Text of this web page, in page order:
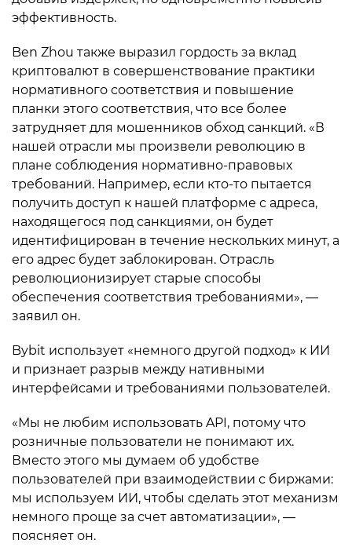
эффективность.
Ben Zhou также выразил гордость за вклад
криптовалют в совершенствование практики
нормативного соответствия и повышение
планки этого соответствия, что все более
затрудняет для мошенников обход санкций. «В
нашей отрасли мы произвели революцию в
плане соблюдения нормативно-правовых
требований. Например, если кто-то пытается
получить доступ к нашей платформе с адреса,
находящегося под санкциями, он будет
идентифицирован в течение нескольких минут, а
его адрес будет заблокирован. Отрасль
революционизирует старые способы
обеспечения соответствия требованиями», —
заявил он.
Bybit использует «немного другой подход» к ИИ
и признает разрыв между нативными
интерфейсами и требованиями пользователей.
«Мы не любим использовать API, потому что
розничные пользователи не понимают их.
Вместо этого мы думаем об удобстве
пользователей при взаимодействии с биржами:
мы используем ИИ, чтобы сделать этот механизм
немного проще за счет автоматизации», —
поясняет он.